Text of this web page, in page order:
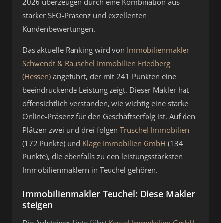
2026 überzeugen durch eine Kombination aus
starker SEO-Präsenz und exzellenten
Kundenbewertungen.
Das aktuelle Ranking wird von Immobilienmakler
Schwendt & Rauschel Immobilien Friedberg
(Hessen) angeführt, der mit 241 Punkten eine
beeindruckende Leistung zeigt. Dieser Makler hat
offensichtlich verstanden, wie wichtig eine starke
Online-Präsenz für den Geschäftserfolg ist. Auf den
Plätzen zwei und drei folgen Truschel Immobilien
(172 Punkte) und Klage Immobilien GmbH (134
Punkte), die ebenfalls zu den leistungsstärksten
Immobilienmaklern in Teuchel gehören.
Immobilienmakler Teuchel: Diese Makler
steigen